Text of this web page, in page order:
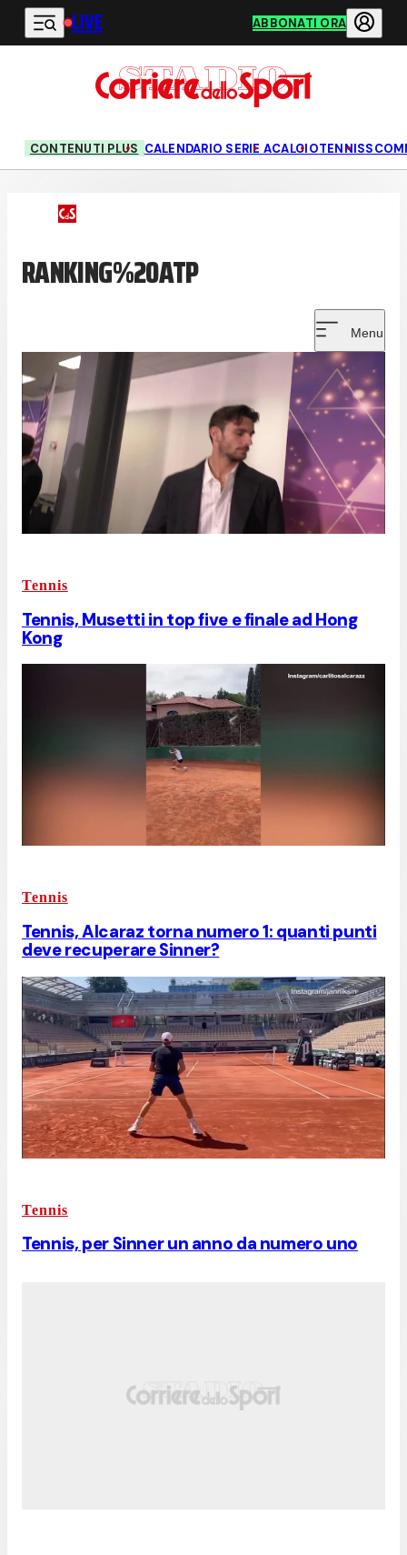
Vai al contenuto principale
LIVE ABBONATI ORA
CONTENUTI PLUS CALENDARIO SERIE ACALCIOTENNIS
RANKING%20ATP
Menu
Tennis
Tennis, Musetti in top five e finale ad Hong
Kong
Tennis
Tennis, Alcaraz torna numero 1: quanti punti
deve recuperare Sinner?
Tennis
Tennis, per Sinner un anno da numero uno